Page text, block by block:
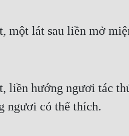
một lát sau liền mở
hướng ngươi tác
ngươi có thể thích.